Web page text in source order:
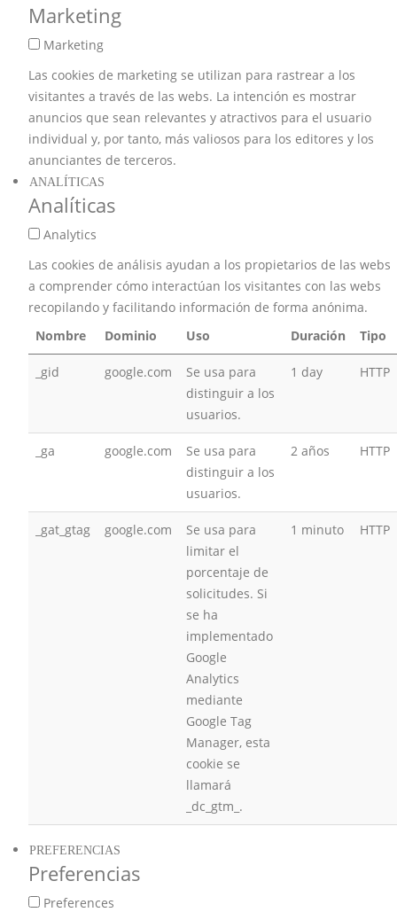
Marketing
Marketing
Las cookies de marketing se utilizan para rastrear a los
visitantes a través de las webs. La intención es mostrar
anuncios que sean relevantes y atractivos para el usuario
individual y, por tanto, más valiosos para los editores y los
anunciantes de terceros.
ANALÍTICAS
Analíticas
Analytics
Las cookies de análisis ayudan a los propietarios de las webs
a comprender cómo interactúan los visitantes con las webs
recopilando y facilitando información de forma anónima.
Nombre
Dominio Uso Duración Tipo
_gid google.com
Se usa para
distinguir a los
usuarios.
1 day HTTP
_ga google.com
Se usa para
distinguir a los
usuarios.
2 años HTTP
_gat_gtag google.com
Se usa para
limitar el
porcentaje de
solicitudes. Si
se ha
implementado
Google
Analytics
mediante
Google Tag
Manager, esta
cookie se
llamará
_dc_gtm_.
1 minuto HTTP
PREFERENCIAS
Preferencias
Preferences